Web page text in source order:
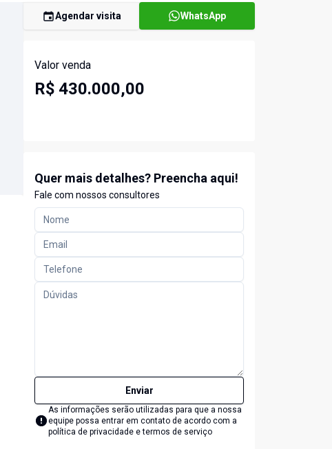
Agendar visita WhatsApp
Valor venda
R$ 430.000,00
Quer mais detalhes? Preencha aqui!
Fale com nossos consultores
Enviar
As informações serão utilizadas para que a nossa
equipe possa entrar em contato de acordo com a
política de privacidade e termos de serviço